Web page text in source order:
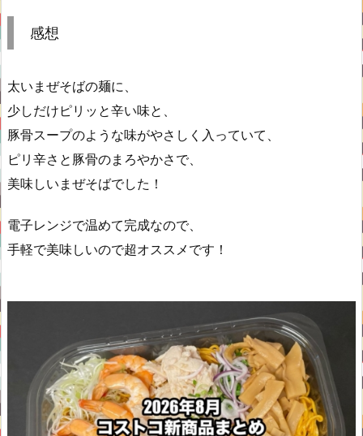
感想
太いまぜそばの麺に、
少しだけピリッと辛い味と、
豚骨スープのような味がやさしく入っていて、
ピリ辛さと豚骨のまろやかさで、
美味しいまぜそばでした！
電子レンジで温めて完成なので、
手軽で美味しいので超オススメです！